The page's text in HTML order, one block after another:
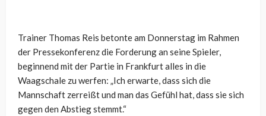
Trainer Thomas Reis betonte am Donnerstag im Rahmen
der Pressekonferenz die Forderung an seine Spieler,
beginnend mit der Partie in Frankfurt alles in die
Waagschale zu werfen: „Ich erwarte, dass sich die
Mannschaft zerreißt und man das Gefühl hat, dass sie sich
gegen den Abstieg stemmt.“